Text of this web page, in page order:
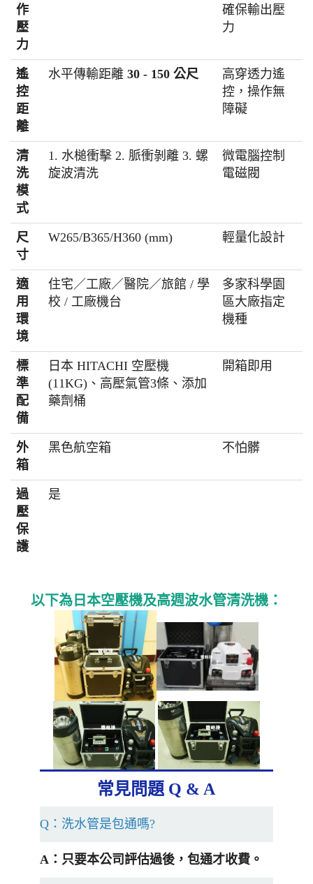
作
壓
力
確保輸出壓
力
遙
控
距
離
水平傳輸距離 30 - 150 公尺
高穿透力遙
控，操作無
障礙
清
洗
模
式
1. 水槌衝擊 2. 脈衝剝離 3. 螺
旋波清洗
微電腦控制
電磁閥
尺
寸
W265/B365/H360 (mm) 輕量化設計
適
用
環
境
住宅／工廠／醫院／旅館 / 學
校 / 工廠機台
多家科學園
區大廠指定
機種
標
準
配
備
日本 HITACHI 空壓機
(11KG)、高壓氣管3條、添加
藥劑桶
開箱即用
外
箱
黑色航空箱 不怕髒
過
壓
保
護
是
以下為日本空壓機及高週波水管清洗機：
常見問題 Q & A
Q：洗水管是包通嗎?
A：只要本公司評估過後，包通才收費。